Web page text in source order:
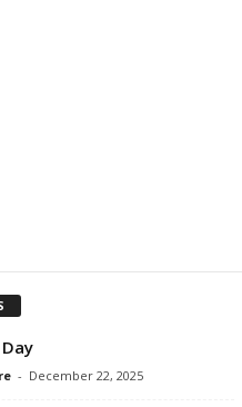
- December 22, 2025